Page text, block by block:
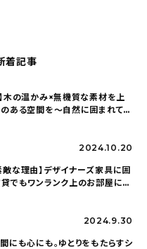
着記事
木の温かみ×無機質な素材を上
ある空間を〜自然に囲まれて暮
2024.10.20
敵な理由】デザイナーズ家具に囲
でもワンランク上のお部屋に〜
こと（_____chika708さん）
2024.9.30
にも心にも。ゆとりをもたらすシ